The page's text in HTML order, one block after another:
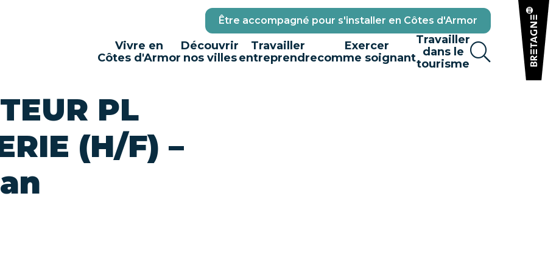
Être accompagné pour s'installer en Côtes d'Armor
Vivre en
Côtes d'Armor
Découvrir
nos villes
Travailler
entreprendre
Exercer
comme soignant
Travailler
dans le
tourisme
PL
(H/F) –